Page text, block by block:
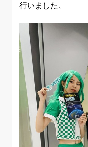
行いました。